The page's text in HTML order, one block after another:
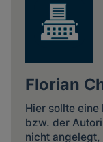
Florian
Hier sollte
bzw. der
nicht